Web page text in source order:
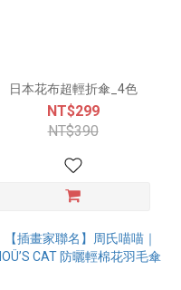
日本花布超輕折傘_4色
NT$299
NT$390